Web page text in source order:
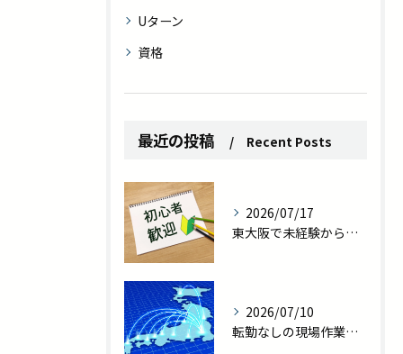
Uターン
資格
最近の投稿 Recent Posts
2026/07/17
東大阪で未経験から職人へ｜転勤なしの現場作業員で一生モノの技術を
2026/07/10
転勤なしの現場作業員求人｜東大阪で家族との時間を守る新しい働き方